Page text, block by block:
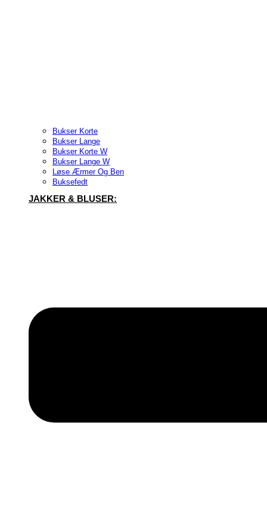
Bukser Korte
Bukser Lange
Bukser Korte W
Bukser Lange W
Løse Ærmer Og Ben
Buksefedt
JAKKER & BLUSER: